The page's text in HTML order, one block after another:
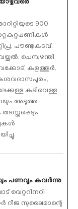
900
പൗണ്ടുകടവ്,
ചെമ്പഴന്തി,
കുളത്തൂര്‍,
കുടിവെള്ള
അടുത്ത
പണവൂം കവര്‍ന്നു
റീജ സുലൈമാന്റെ